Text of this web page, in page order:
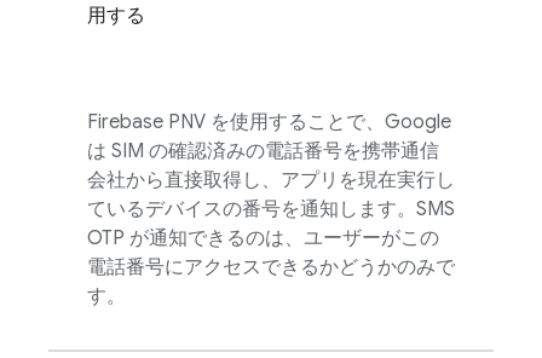
用する
Firebase PNV を使用することで、Google
は SIM の確認済みの電話番号を携帯通信
会社から直接取得し、アプリを現在実行し
ているデバイスの番号を通知します。SMS
OTP が通知できるのは、ユーザーがこの
電話番号にアクセスできるかどうかのみで
す。